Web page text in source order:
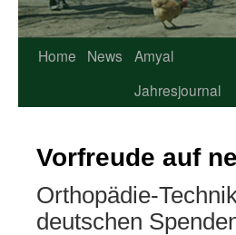
Home News
Amyal
Jahresjournal
Vorfreude auf
Orthopädie-
deutschen